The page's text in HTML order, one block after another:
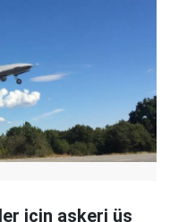
için askeri üs